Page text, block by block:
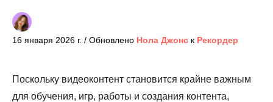
16 января 2026 г. / Обновлено Нола Джонс к Рекордер
Поскольку видеоконтент становится крайне важным
для обучения, игр, работы и создания контента,